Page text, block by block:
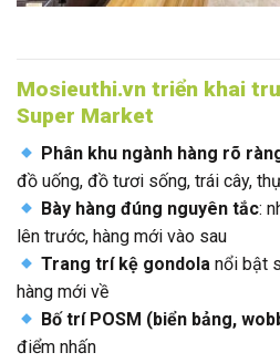
Mosieuthi.vn triển khai
Super Market
Phân khu ngành hàng rõ
đồ uống, đồ tươi sống, trái cây,
Bày hàng đúng nguyên tắc:
lên trước, hàng mới vào sau
Trang trí kệ gondola nổi bật
hàng mới về
Bố trí POSM (biển bảng,
điểm nhấn